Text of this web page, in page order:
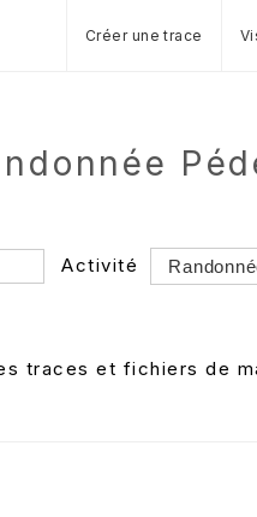
Créer une trace
Activité
traces et fichiers de